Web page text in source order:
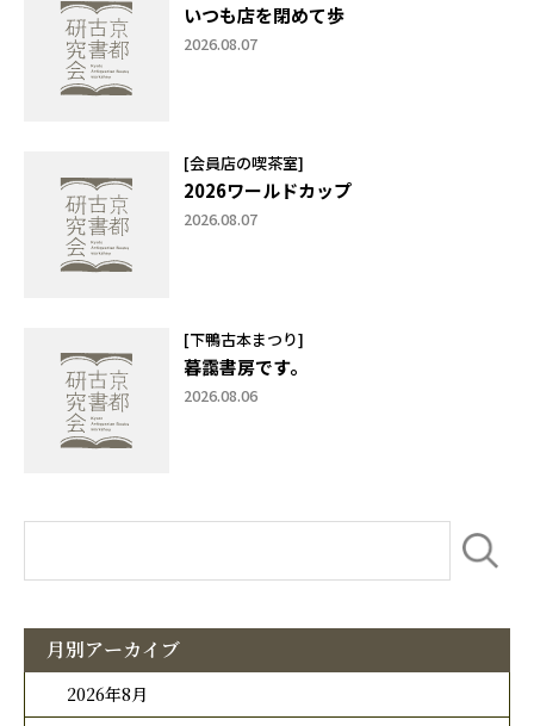
いつも店を閉めて歩
2026.08.07
[会員店の喫茶室]
2026ワールドカップ
2026.08.07
[下鴨古本まつり]
暮靄書房です。
2026.08.06
月別アーカイブ
2026年8月